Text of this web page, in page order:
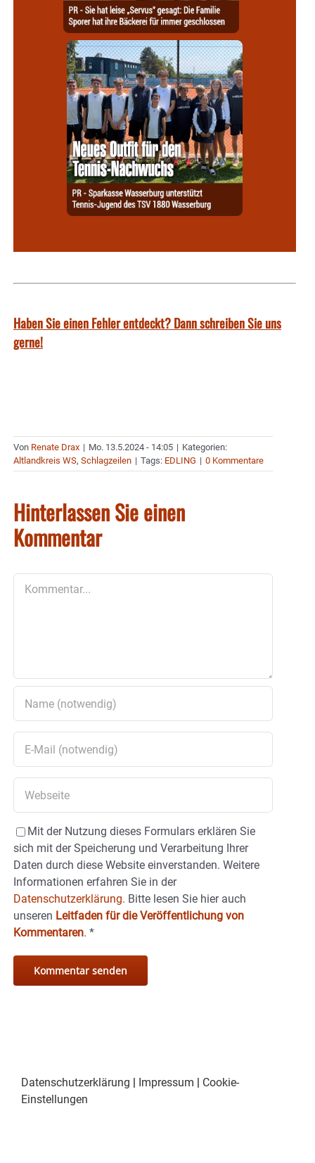
Haben Sie einen Fehler entdeckt? Dann schreiben Sie uns
gerne!
Von Renate Drax | Mo. 13.5.2024 - 14:05 | Kategorien:
Altlandkreis WS, Schlagzeilen | Tags: EDLING | 0 Kommentare
Hinterlassen Sie einen
Kommentar
Mit der Nutzung dieses Formulars erklären Sie
sich mit der Speicherung und Verarbeitung Ihrer
Daten durch diese Website einverstanden. Weitere
Informationen erfahren Sie in der
Datenschutzerklärung. Bitte lesen Sie hier auch
unseren Leitfaden für die Veröffentlichung von
Kommentaren. *
Datenschutzerklärung Impressum
Cookie-
Einstellungen